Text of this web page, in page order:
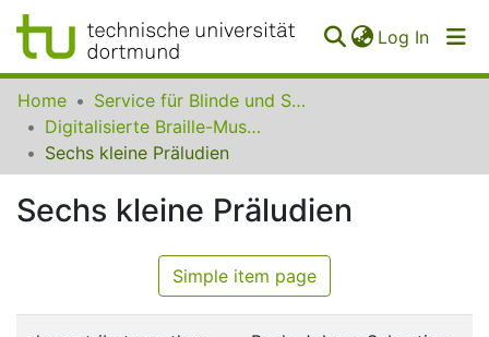
Log In
Communities
Collections
Home
Service für Blinde und Sehbehinderte der UB Dortmund
Digitalisierte Braille-Musik-Matrizen des VzfB
Sechs kleine Präludien
Sechs kleine Präludien
Simple item page